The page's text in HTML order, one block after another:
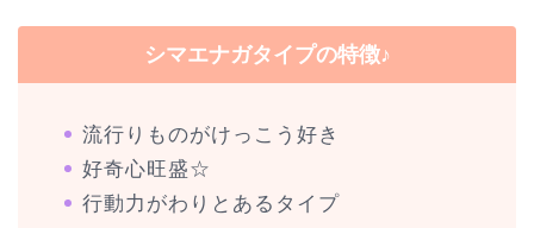
シマエナガタイプの特徴♪
流行りものがけっこう好き
好奇心旺盛☆
行動力がわりとあるタイプ